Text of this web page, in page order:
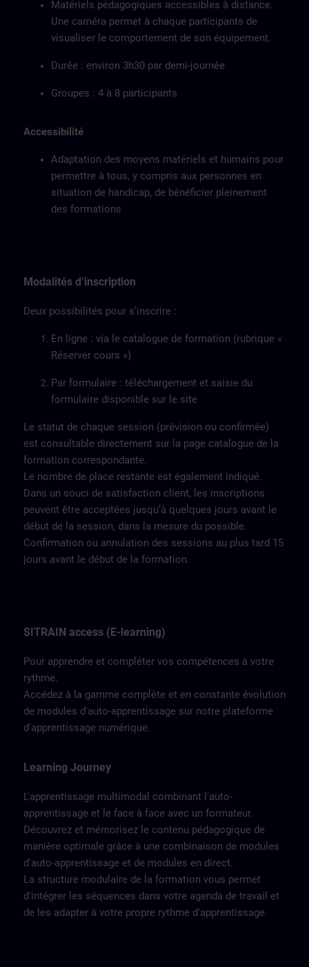
Matériels pédagogiques accessibles à distance.
Une caméra permet à chaque participants de
visualiser le comportement de son équipement.
Durée : environ 3h30 par demi-journée
Groupes : 4 à 8 participants
Accessibilité
Adaptation des moyens matériels et humains pour
permettre à tous, y compris aux personnes en
situation de handicap, de bénéficier pleinement
des formations
Modalités d’inscription
Deux possibilités pour s’inscrire :
En ligne : via le catalogue de formation (rubrique «
Réserver cours »)
Par formulaire : téléchargement et saisie du
formulaire disponible sur le site
Le statut de chaque session (prévision ou confirmée)
est consultable directement sur la page catalogue de la
formation correspondante.
Le nombre de place restante est également indiqué.
Dans un souci de satisfaction client, les inscriptions
peuvent être acceptées jusqu’à quelques jours avant le
début de la session, dans la mesure du possible.
Confirmation ou annulation des sessions au plus tard 15
jours avant le début de la formation.
SITRAIN access (E-learning)
Pour apprendre et compléter vos compétences à votre
rythme.
Accédez à la gamme complète et en constante évolution
de modules d'auto-apprentissage sur notre plateforme
d'apprentissage numérique.
Learning Journey
L'apprentissage multimodal combinant l'auto-
apprentissage et le face à face avec un formateur.
Découvrez et mémorisez le contenu pédagogique de
manière optimale grâce à une combinaison de modules
d'auto-apprentissage et de modules en direct.
La structure modulaire de la formation vous permet
d'intégrer les séquences dans votre agenda de travail et
de les adapter à votre propre rythme d'apprentissage.